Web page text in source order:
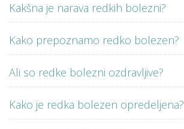
Kakšna je narava redkih bolezni?
Kako prepoznamo redko bolezen?
Ali so redke bolezni ozdravljive?
Kako je redka bolezen opredeljena?